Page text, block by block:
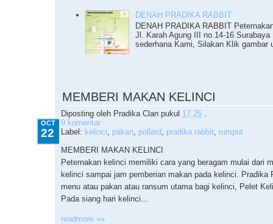
DENAH PRADIKA RABBIT
DENAH PRADIKA RABBIT
Jl. Karah Agung III no.14-16 Surabaya
sederhana Kami, Silakan Klik gambar
MEMBERI MAKAN KELINCI
Diposting oleh Pradika Clan pukul 17.25
OCT
22
9 komentar
Label: kelinci pakan pollard pradika rabbit rumput
MEMBERI MAKAN KELINCI
Peternakan kelinci memiliki cara yang beragam mulai dari
kelinci sampai jam pemberian makan pada kelinci. Pradika
menu atau pakan atau ransum utama bagi kelinci, Pelet
Pada siang hari kelinci...
readmore »»